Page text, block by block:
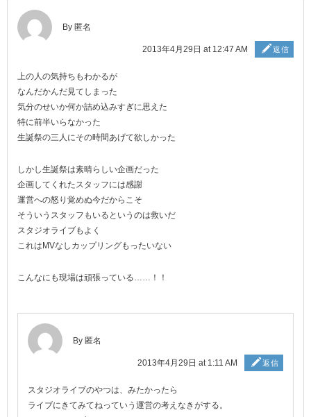
By 匿名
2013年4月29日 at 12:47 AM 返信
上の人の気持ちもわかるが
なんだかんだ見てしまった
気分のせいか何か詰め込みすぎに思えた
特に前半いらなかった
生誕祭の三人にその時間あげて欲しかった
しかし生誕祭は素晴らしい企画だった
企画してくれたスタッフには感謝
運営への怒り覚めぬ今だからこそ
そういうスタッフもいるというのは救いだ
スタジオライブもよく
これはMVなしカップリングもったいない
こんなにも現場は頑張っている……！！
By 匿名
2013年4月29日 at 1:11 AM 返信
スタジオライブのやつは、みたかったら
ライブにきてみてねっていう運営の考えなきがする。